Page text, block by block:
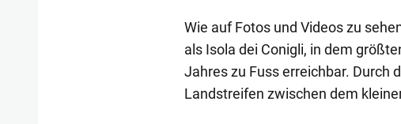
Wie auf Fotos und Videos zu
als Isola dei Conigli, in dem
Jahres zu Fuss erreichbar. Durch
Landstreifen zwischen dem